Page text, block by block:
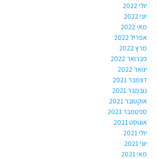
יולי 2022
יוני 2022
מאי 2022
אפריל 2022
מרץ 2022
פברואר 2022
ינואר 2022
דצמבר 2021
נובמבר 2021
אוקטובר 2021
ספטמבר 2021
אוגוסט 2021
יולי 2021
יוני 2021
מאי 2021